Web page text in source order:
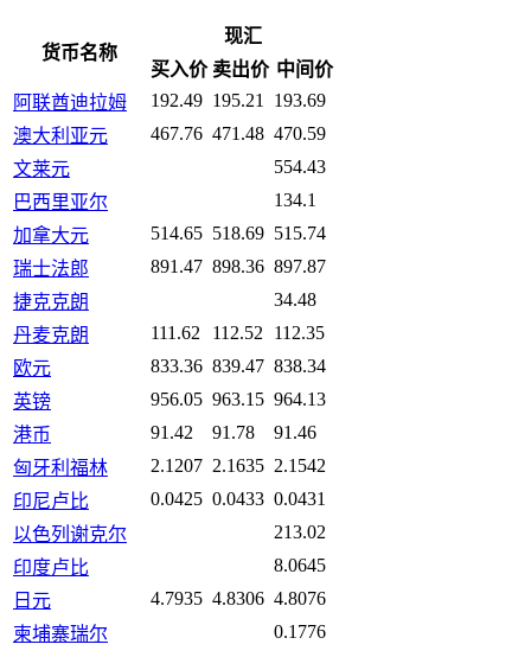
货币名称
现汇
买入价 卖出价 中间价
阿联酋迪拉姆
192.49 195.21
193.69
澳大利亚元
467.76 471.48 470.59
文莱元
554.43
巴西里亚尔
134.1
加拿大元
514.65 518.69 515.74
瑞士法郎
891.47 898.36 897.87
捷克克朗
34.48
丹麦克朗
111.62 112.52
112.35
欧元
833.36 839.47 838.34
英镑
956.05 963.15 964.13
港币
91.42 91.78
91.46
匈牙利福林
2.1207 2.1635 2.1542
印尼卢比
0.0425 0.0433 0.0431
以色列谢克尔
213.02
印度卢比
8.0645
日元
4.7935 4.8306 4.8076
柬埔寨瑞尔
0.1776